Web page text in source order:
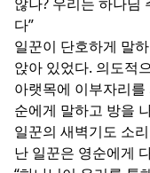
다”
일꾼이 단호하게 말
앉아 있었다. 의도적
아랫목에 이부자리
순에게 말하고 방을
일꾼의 새벽기도 소
난 일꾼은 영순에게